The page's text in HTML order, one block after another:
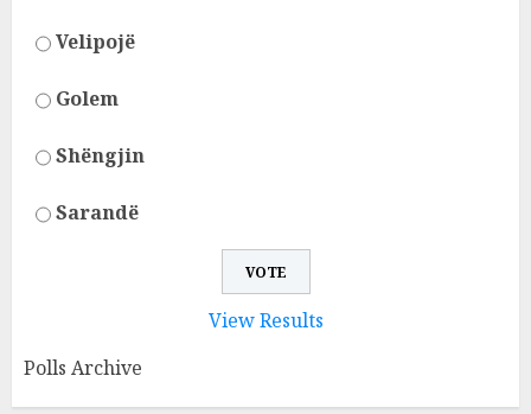
Velipojë
Golem
Shëngjin
Sarandë
View Results
Polls Archive